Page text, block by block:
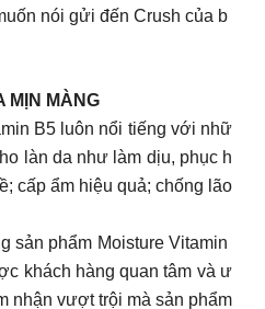
nói gửi đến Crush của b
MỊN MÀNG
B5 luôn nổi tiếng với nhữ
làn da như làm dịu, phục h
cấp ẩm hiệu quả; chống lão
sản phẩm Moisture Vitamin
khách hàng quan tâm và ư
nhận vượt trội mà sản phẩm